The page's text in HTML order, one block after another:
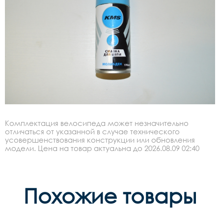
Комплектация велосипеда может незначительно
отличаться от указанной в случае технического
усовершенствования конструкции или обновления
модели. Цена на товар актуальна до 2026.08.09 02:40
Похожие товары